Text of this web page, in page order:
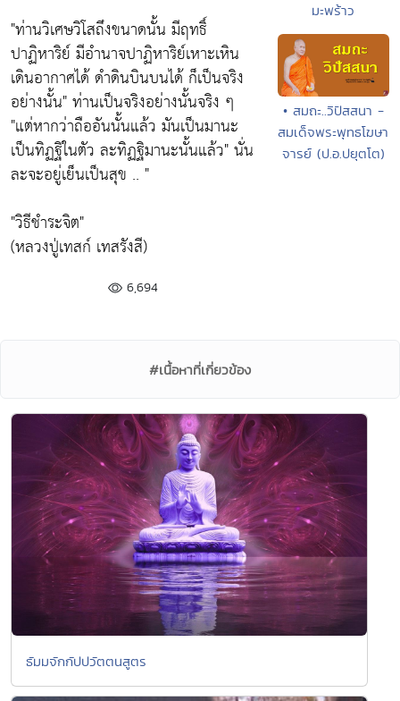
"ท่านวิเศษวิโสถึงขนาดนั้น มีฤทธิ์
ปาฏิหาริย์ มีอำนาจปาฏิหาริย์เหาะเหิน
เดินอากาศได้ ดำดินบินบนได้ ก็เป็นจริง
อย่างนั้น" ท่านเป็นจริงอย่างนั้นจริง ๆ
"แต่หากว่าถืออันนั้นแล้ว มันเป็นมานะ
เป็นทิฏฐิในตัว ละทิฏฐิมานะนั้นแล้ว" นั่น
ละจะอยู่เย็นเป็นสุข .. "
"วิธีชำระจิต"
(หลวงปู่เทสก์ เทสรังสี)
6,694
มะพร้าว
• สมถะ..วิปัสสนา -
สมเด็จพระพุทธโฆษา
จารย์ (ป.อ.ปยุตโต)
#เนื้อหาที่เกี่ยวข้อง
ธัมมจักกัปปวัตตนสูตร